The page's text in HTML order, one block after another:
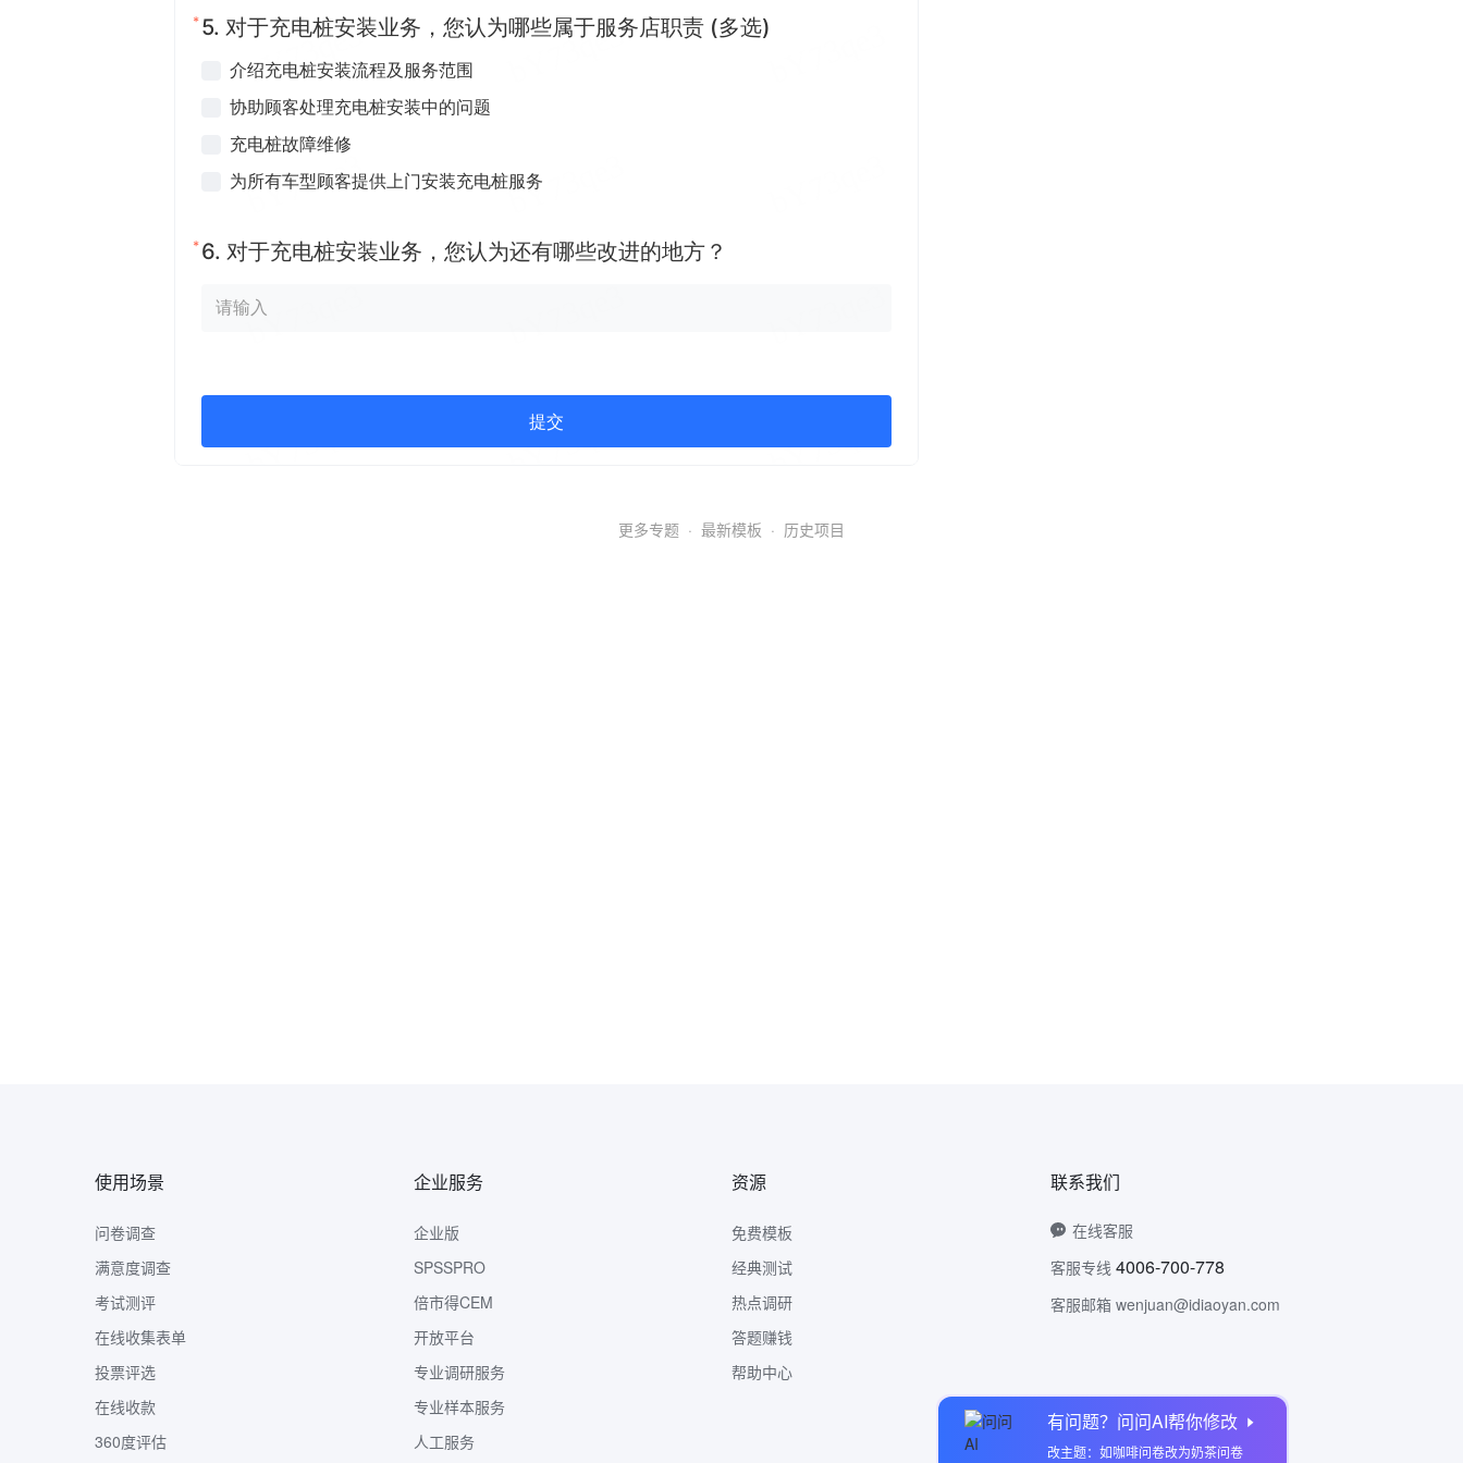
有问题？问问AI帮你修改
改主题：如咖啡问卷改为奶茶问卷
更多专题 · 最新模板 · 历史项目
使用场景
问卷调查
满意度调查
考试测评
在线收集表单
投票评选
在线收款
360度评估
企业服务
企业版
SPSSPRO
倍市得CEM
开放平台
专业调研服务
专业样本服务
人工服务
资源
免费模板
经典测试
热点调研
答题赚钱
帮助中心
联系我们
在线客服
客服专线 4006-700-778
客服邮箱 wenjuan@idiaoyan.com
问卷网公众号